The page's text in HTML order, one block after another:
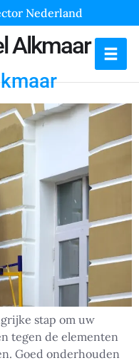
Nederland
Alkmaar
stap om uw
tegen de elementen
Goed onderhouden